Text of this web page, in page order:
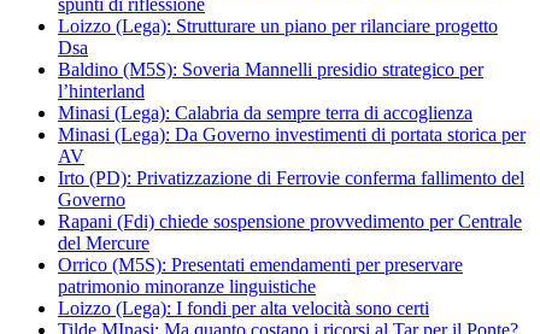
spunti di riflessione
Loizzo (Lega): Strutturare un piano per rilanciare progetto
Dsa
Baldino (M5S): Soveria Mannelli presidio strategico per
l’hinterland
Minasi (Lega): Calabria da sempre terra di accoglienza
Minasi (Lega): Da Governo investimenti di portata storica per
AV
Irto (PD): Privatizzazione di Ferrovie conferma fallimento del
Governo
Rapani (Fdi) chiede sospensione provvedimento per Centrale
del Mercure
Orrico (M5S): Presentati emendamenti per preservare
patrimonio minoranze linguistiche
Loizzo (Lega): I fondi per alta velocità sono certi
Tilde MInasi: Ma quanto costano i ricorsi al Tar per il Ponte?